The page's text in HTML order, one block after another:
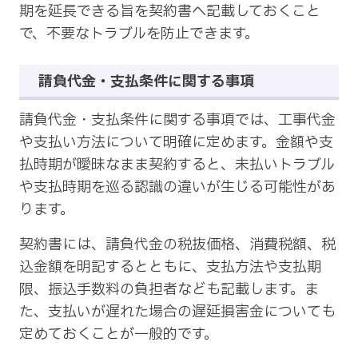
期を延長できる旨を契約書へ記載しておくこと
で、不要なトラブルを防止できます。
請負代金・支払条件に関する事項
請負代金・支払条件に関する事項では、工事代金
や支払い方法について明確に定めます。金額や支
払時期が曖昧なまま契約すると、未払いトラブル
や支払時期を巡る認識の違いが生じる可能性があ
ります。
契約書には、請負代金の税抜価格、消費税額、税
込金額を明記するとともに、支払方法や支払期
限、振込手数料の負担者なども記載します。ま
た、支払いが遅れた場合の遅延損害金についても
定めておくことが一般的です。